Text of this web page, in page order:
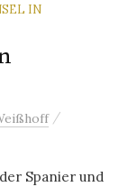
IN
/
Spanier und